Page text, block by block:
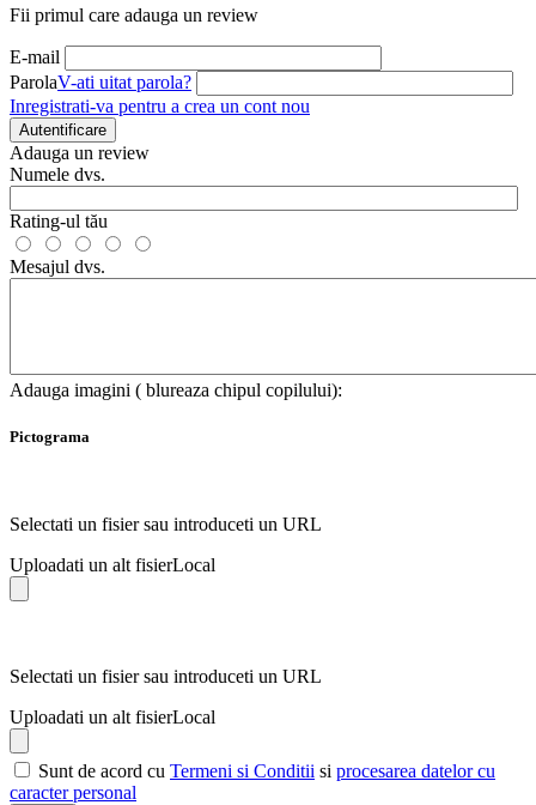
Fii primul care adauga un review
E-mail
ParolaV-ati uitat parola?
Inregistrati-va pentru a crea un cont nou
Autentificare
Adauga un review
Numele dvs.
Rating-ul tău
Mesajul dvs.
Adauga imagini ( blureaza chipul copilului):
Pictograma
Selectati un fisier sau introduceti un URL
Uploadati un alt fisierLocal
Selectati un fisier sau introduceti un URL
Uploadati un alt fisierLocal
Sunt de acord cu Termeni si Conditii si procesarea datelor cu
caracter personal